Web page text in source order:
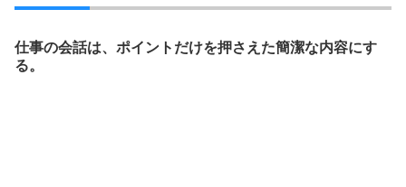
仕事の会話は、ポイントだけを押さえた簡潔な内容にす
る。